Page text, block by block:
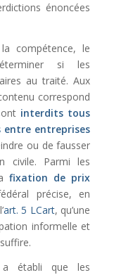
énoncées
compétence, le
si les
au traité. Aux
correspond
interdits tous
entre entreprises
ou de fausser
civile. Parmi les
fixation de prix
précise, en
art. 5 LCart, qu’une
informelle et
a établi que les